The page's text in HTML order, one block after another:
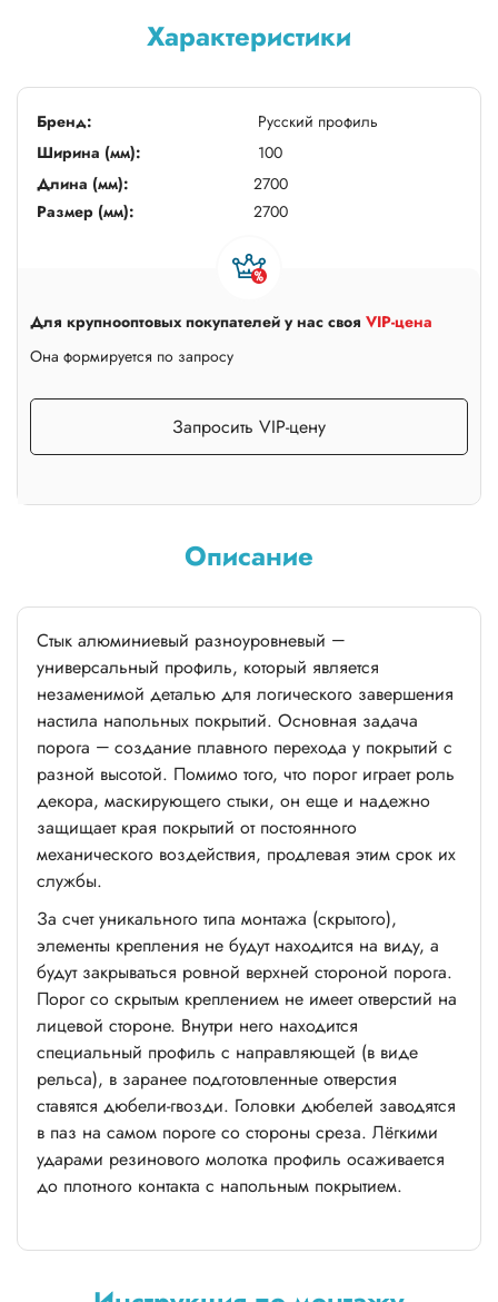
Характеристики
Бренд:
Русский профиль
Ширина (мм):
100
Длина (мм):
2700
Размер (мм):
2700
Для крупнооптовых покупателей у нас своя VIP-цена
Она формируется по запросу
Запросить VIP-цену
Описание
Стык алюминиевый разноуровневый —
универсальный профиль, который является
незаменимой деталью для логического завершения
настила напольных покрытий. Основная задача
порога — создание плавного перехода у покрытий с
разной высотой. Помимо того, что порог играет роль
декора, маскирующего стыки, он еще и надежно
защищает края покрытий от постоянного
механического воздействия, продлевая этим срок их
службы.
За счет уникального типа монтажа (скрытого),
элементы крепления не будут находится на виду, а
будут закрываться ровной верхней стороной порога.
Порог со скрытым креплением не имеет отверстий на
лицевой стороне. Внутри него находится
специальный профиль с направляющей (в виде
рельса), в заранее подготовленные отверстия
ставятся дюбели-гвозди. Головки дюбелей заводятся
в паз на самом пороге со стороны среза. Лёгкими
ударами резинового молотка профиль осаживается
до плотного контакта с напольным покрытием.